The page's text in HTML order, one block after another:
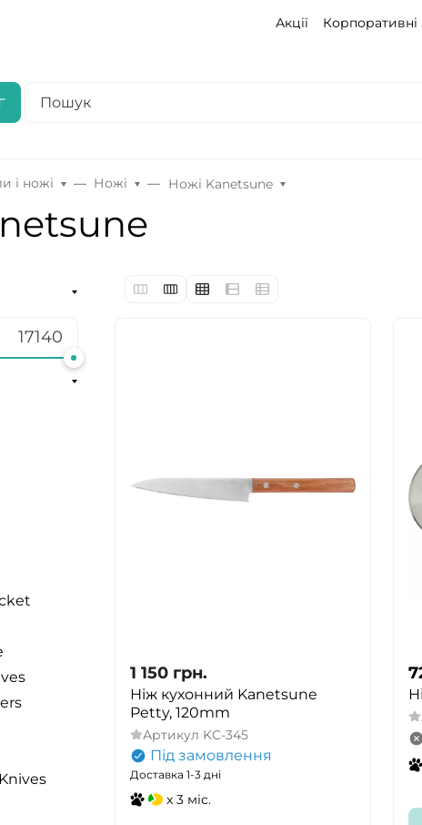
Акції
і ножі Ножі Ножі Kanetsune
1 150 грн.
Ніж кухонний Kanetsune
Petty, 120mm
Артикул KC-345
Під замовлення
Доставка 1-3 дні
x 3 міс.